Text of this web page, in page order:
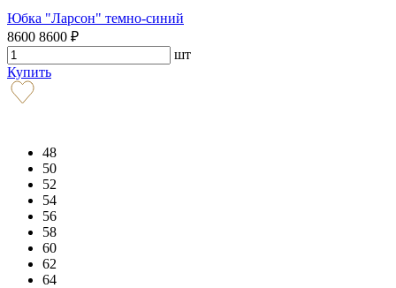
Юбка "Ларсон" темно-синий
8600 8600 ₽
шт
Купить
48
50
52
54
56
58
60
62
64